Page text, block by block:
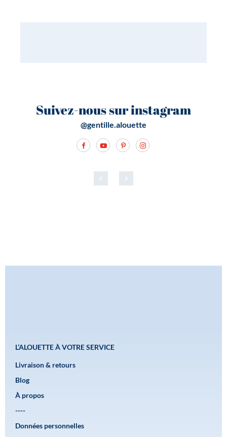
Suivez-nous sur instagram
@gentille.alouette
L’ALOUETTE À VOTRE SERVICE
Livraison & retours
Blog
À propos
----
Données personnelles